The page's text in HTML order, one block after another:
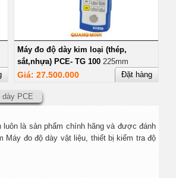
Máy đo độ dày kim loại (thép,
sắt,nhựa) PCE- TG 100 225mm
Giá: 27.500.000 Đặt hàng
dày PCE
là sản phẩm chính hãng và được đánh
đo độ dày vật liệu, thiết bị kiểm tra độ